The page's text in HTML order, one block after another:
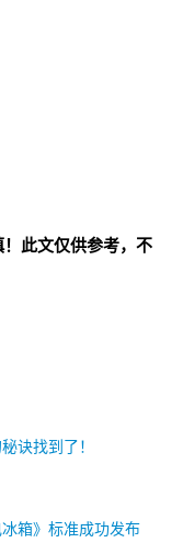
此文仅供参考，不
诀找到了！
冰箱》标准成功发布